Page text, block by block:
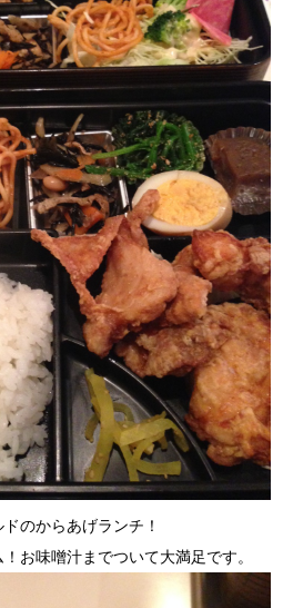
のからあげランチ！
お味噌汁までついて大満足です。